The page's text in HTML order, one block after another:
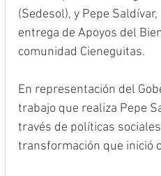
(Sedesol), y Pepe
entrega de Apoyos del
comunidad Cieneguitas.
En representación del
trabajo que realiza Pepe
través de políticas
transformación que inició